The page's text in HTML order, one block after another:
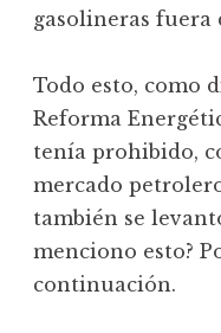
gasolineras fuera
Todo esto, como
Reforma
tenía prohibido,
mercado
también se
menciono esto?
continuación.